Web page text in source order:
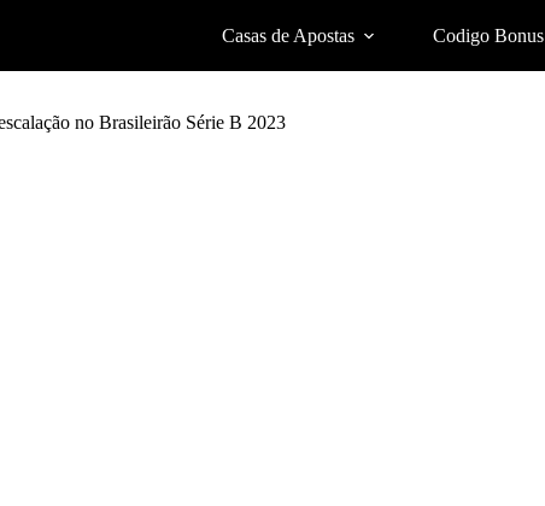
Casas de Apostas Codigo Bonus
no Brasileirão Série B 2023